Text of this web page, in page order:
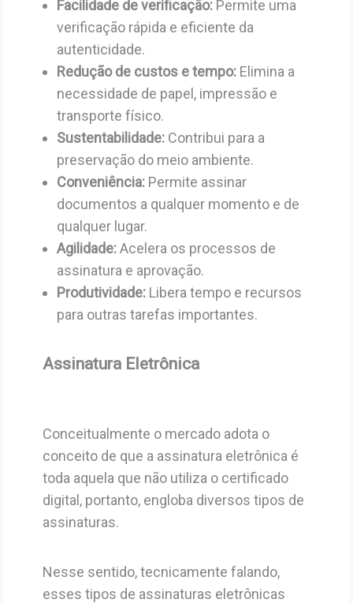
Facilidade de verificação:Permite uma
verificação rápida e eficiente da
autenticidade.
Redução de custos e tempo:Elimina a
necessidade de papel, impressão e
transporte físico.
Sustentabilidade:Contribui para a
preservação do meio ambiente.
Conveniência:Permite assinar
documentos a qualquer momento e de
qualquer lugar.
Agilidade:Acelera os processos de
assinatura e aprovação.
Produtividade:Libera tempo e recursos
para outras tarefas importantes.
Assinatura Eletrônica
Conceitualmente o mercado adota o
conceito de que a assinatura eletrônica é
toda aquela que não utiliza o certificado
digital, portanto, engloba diversos tipos de
assinaturas.
Nesse sentido, tecnicamente falando,
esses tipos de assinaturas eletrônicas